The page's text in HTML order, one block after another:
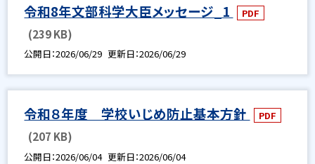
令和8年文部科学大臣メッセージ_1 PDF
(239 KB)
公開日 2026/06/29 更新日 2026/06/29
令和８年度 学校いじめ防止基本方針 PDF
(207 KB)
公開日 2026/06/04 更新日 2026/06/04